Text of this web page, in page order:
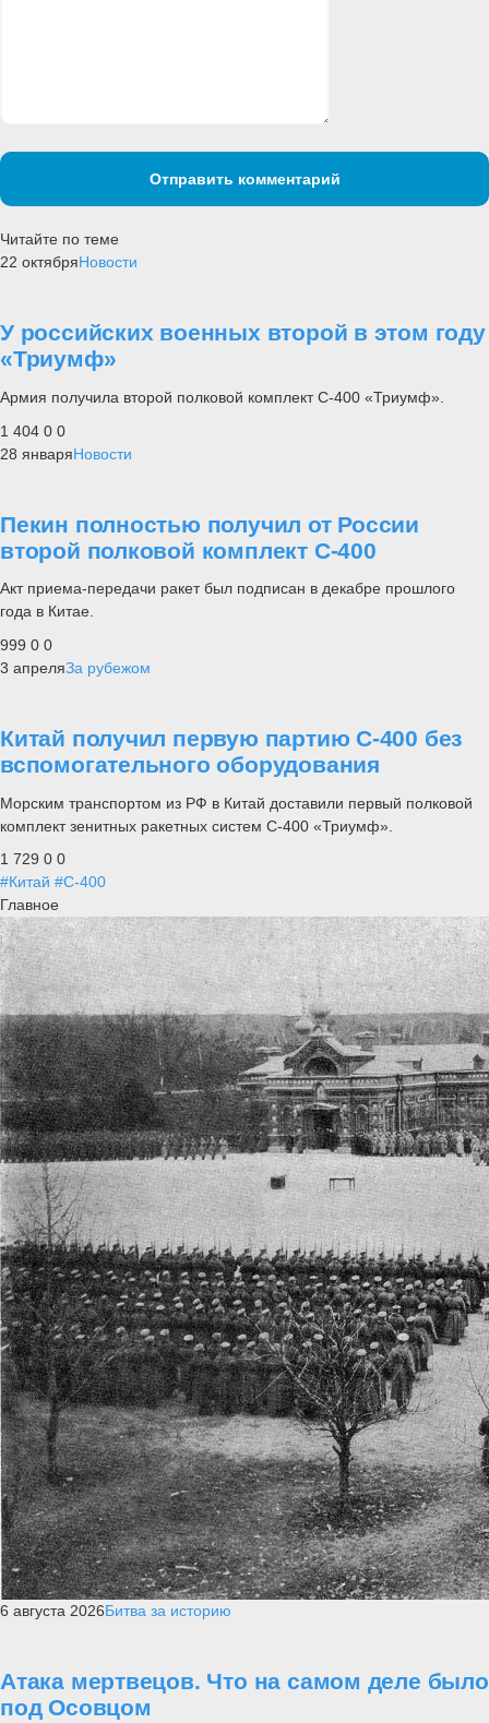
Отправить комментарий
Читайте по теме
22 октябряНовости
У российских военных второй в этом году
«Триумф»
Армия получила второй полковой комплект С-400 «Триумф».
1 404 0 0
28 январяНовости
Пекин полностью получил от России
второй полковой комплект С-400
Акт приема-передачи ракет был подписан в декабре прошлого
года в Китае.
999 0 0
3 апреляЗа рубежом
Китай получил первую партию С-400 без
вспомогательного оборудования
Морским транспортом из РФ в Китай доставили первый полковой
комплект зенитных ракетных систем С-400 «Триумф».
1 729 0 0
#Китай #С-400
Главное
6 августа 2026Битва за историю
Атака мертвецов. Что на самом деле было
под Осовцом